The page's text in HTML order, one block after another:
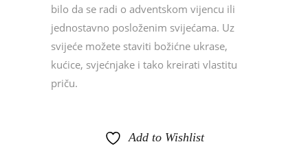
bilo da se radi o adventskom vijencu ili
jednostavno posloženim svijećama. Uz
svijeće možete staviti božićne ukrase,
kućice, svjećnjake i tako kreirati vlastitu
priču.
Add to Wishlist